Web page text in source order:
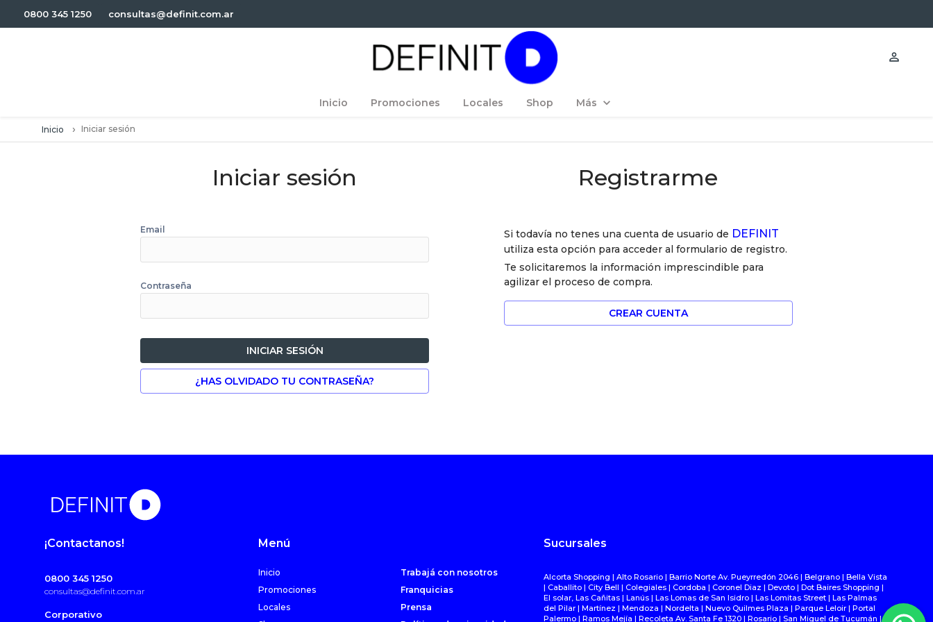
0800 345 1250 consultas@definit.com.ar
Inicio Promociones Locales Shop Más
Método Candela
Quiénes somos
Franquicias
Contactanos
Inicio › Iniciar sesión
Iniciar sesión
Email
Contraseña
INICIAR SESIÓN
¿HAS OLVIDADO TU CONTRASEÑA?
Registrarme
Si todavía no tenes una cuenta de usuario de DEFINIT
utiliza esta opción para acceder al formulario de registro.
Te solicitaremos la información imprescindible para
agilizar el proceso de compra.
CREAR CUENTA
¡Contactanos!
0800 345 1250
consultas@definit.com.ar
Corporativo
Menú
Inicio
Promociones
Locales
Trabajá con nosotros
Franquicias
Prensa
Sucursales
Alcorta Shopping | Alto Rosario | Barrio Norte Av. Pueyrredón 2046 | Belgrano | Bella Vista
| Caballito | City Bell | Colegiales | Cordoba | Coronel Diaz | Devoto | Dot Baires Shopping |
El solar, Las Cañitas | Lanús | Las Lomas de San Isidro | Las Lomitas Street | Las Palmas
del Pilar | Martínez | Mendoza | Nordelta | Nuevo Quilmes Plaza | Parque Leloir | Portal
Palermo | Ramos Mejía | Recoleta Av. Santa Fe 1320 | Rosario | San Miguel de Tucumán |